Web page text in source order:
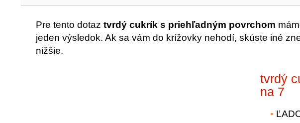
Pre tento dotaz tvrdý cukrík s priehľadným povrchom
jeden výsledok. Ak sa vám do krížovky nehodí, skúste iné
nižšie.
tvrdý
na 7